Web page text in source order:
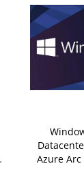
Azure